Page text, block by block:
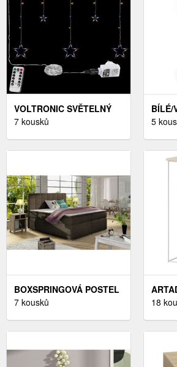
VOLTRONIC SVĚTELNÝ
ŘETĚZ - 100 LED,
7 kousků
BÍLÉ/
5
BOXSPRINGOVÁ POSTEL
ALICE 160 BÍLÁ,
7 kousků 18